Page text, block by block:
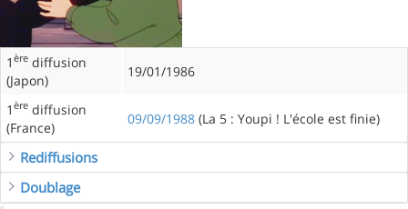
1 ère diffusion
(Japon)
19/01/1986
1 ère diffusion
(France)
09/09/1988 (La 5 : Youpi ! L'école est finie)
Rediffusions
Doublage